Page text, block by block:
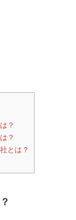
？
？
とは？